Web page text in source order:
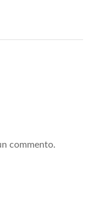
commento.